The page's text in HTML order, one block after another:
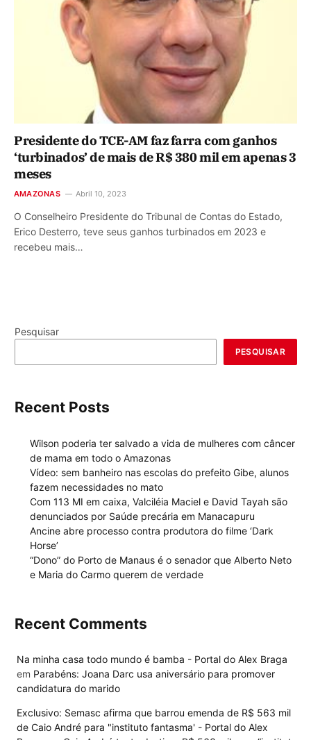
Presidente do TCE-AM faz farra com ganhos
‘turbinados’ de mais de R$ 380 mil em apenas 3
meses
AMAZONAS Abril 10, 2023
O Conselheiro Presidente do Tribunal de Contas do Estado,
Erico Desterro, teve seus ganhos turbinados em 2023 e
recebeu mais…
Pesquisar
PESQUISAR
Recent Posts
Wilson poderia ter salvado a vida de mulheres com câncer
de mama em todo o Amazonas
Vídeo: sem banheiro nas escolas do prefeito Gibe, alunos
fazem necessidades no mato
Com 113 MI em caixa, Valciléia Maciel e David Tayah são
denunciados por Saúde precária em Manacapuru
Ancine abre processo contra produtora do filme ‘Dark
Horse’
“Dono” do Porto de Manaus é o senador que Alberto Neto
e Maria do Carmo querem de verdade
Recent Comments
Na minha casa todo mundo é bamba - Portal do Alex Braga
em Parabéns: Joana Darc usa aniversário para promover
candidatura do marido
Exclusivo: Semasc afirma que barrou emenda de R$ 563 mil
de Caio André para "instituto fantasma' - Portal do Alex